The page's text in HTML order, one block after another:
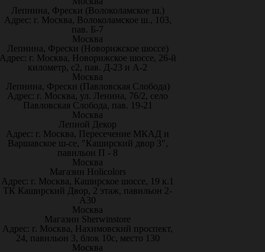
Лепнина, Фрески (Волоколамское ш.)
Адрес: г. Москва, Волоколамское ш., 103,
пав. Б-7
Москва
Лепнина, Фрески (Новорижское шоссе)
г. Москва, Новорижское шоссе, 26-й
километр, с2, пав. Д-23 и А-2
Москва
Лепнина, Фрески (Павловская Слобода)
Адрес: г. Москва, ул. Ленина, 76/2, село
Павловская Слобода, пав. 19-21
Москва
Лепной Декор
Адрес: г. Москва, Пересечение МКАД и
Варшавское ш-се, "Каширский двор 3",
павильон П - 8
Москва
Магазин Holicolors
Адрес: г. Москва, Каширское шоссе, 19 к.1
ТК Каширский Двор, 2 этаж, павильон 2-
А30
Москва
Магазин Sherwinstore
Адрес: г. Москва, Нахимовский проспект,
24, павильон 3, блок 10с, место 130
Москва